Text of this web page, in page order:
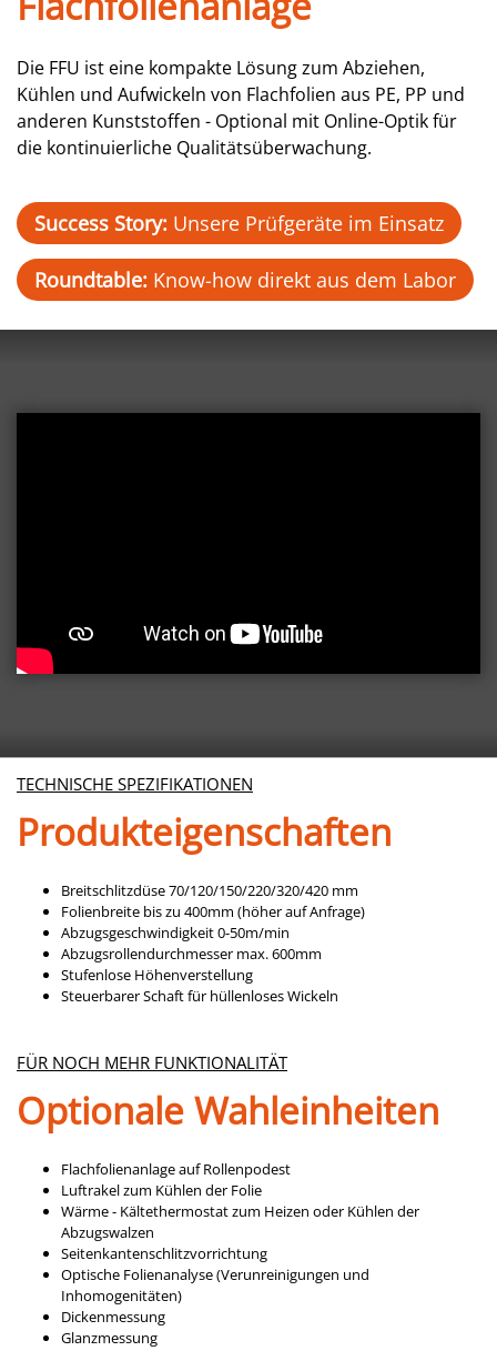
Die FFU ist eine kompakte Lösung zum Abziehen,
Kühlen und Aufwickeln von Flachfolien aus PE, PP und
anderen Kunststoffen - Optional mit Online-Optik für
die kontinuierliche Qualitätsüberwachung.
Success Story: Unsere Prüfgeräte im Einsatz
Roundtable: Know-how direkt aus dem Labor
TECHNISCHE SPEZIFIKATIONEN
Produkteigenschaften
Breitschlitzdüse 70/120/150/220/320/420 mm
Folienbreite bis zu 400mm (höher auf Anfrage)
Abzugsgeschwindigkeit 0-50m/min
Abzugsrollendurchmesser max. 600mm
Stufenlose Höhenverstellung
Steuerbarer Schaft für hüllenloses Wickeln
FÜR NOCH MEHR FUNKTIONALITÄT
Optionale Wahleinheiten
Flachfolienanlage auf Rollenpodest
Luftrakel zum Kühlen der Folie
Wärme - Kältethermostat zum Heizen oder Kühlen der
Abzugswalzen
Seitenkantenschlitzvorrichtung
Optische Folienanalyse (Verunreinigungen und
Inhomogenitäten)
Dickenmessung
Glanzmessung